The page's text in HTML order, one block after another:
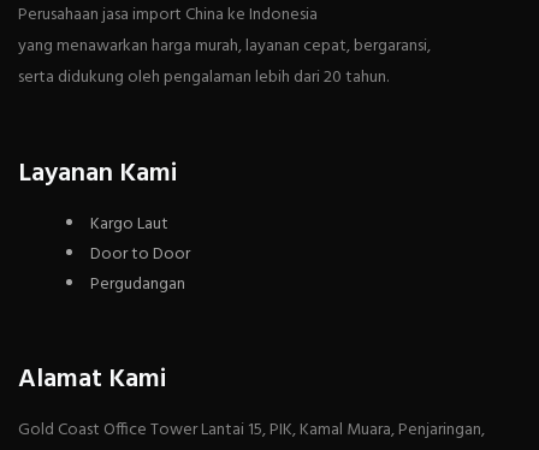
Perusahaan jasa import China ke Indonesia
yang menawarkan harga murah, layanan cepat, bergaransi,
serta didukung oleh pengalaman lebih dari 20 tahun.
Layanan Kami
Kargo Laut
Door to Door
Pergudangan
Alamat Kami
Gold Coast Office Tower Lantai 15, PIK, Kamal Muara, Penjaringan,